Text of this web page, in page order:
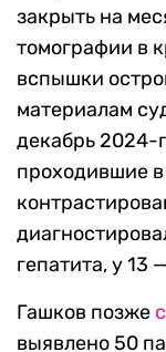
закрыть на
томографии в
вспышки
материалам
декабрь 2024-
проходившие
гепатита, у 13
Гашков позже
выявлено 50